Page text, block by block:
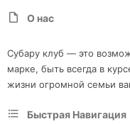
О нас
Субару клуб — это
марке, быть всегда в
жизни огромной семьи
Быстрая Навигация